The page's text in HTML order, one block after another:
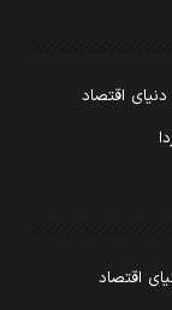
دنیای اقتصاد
اقتصاد